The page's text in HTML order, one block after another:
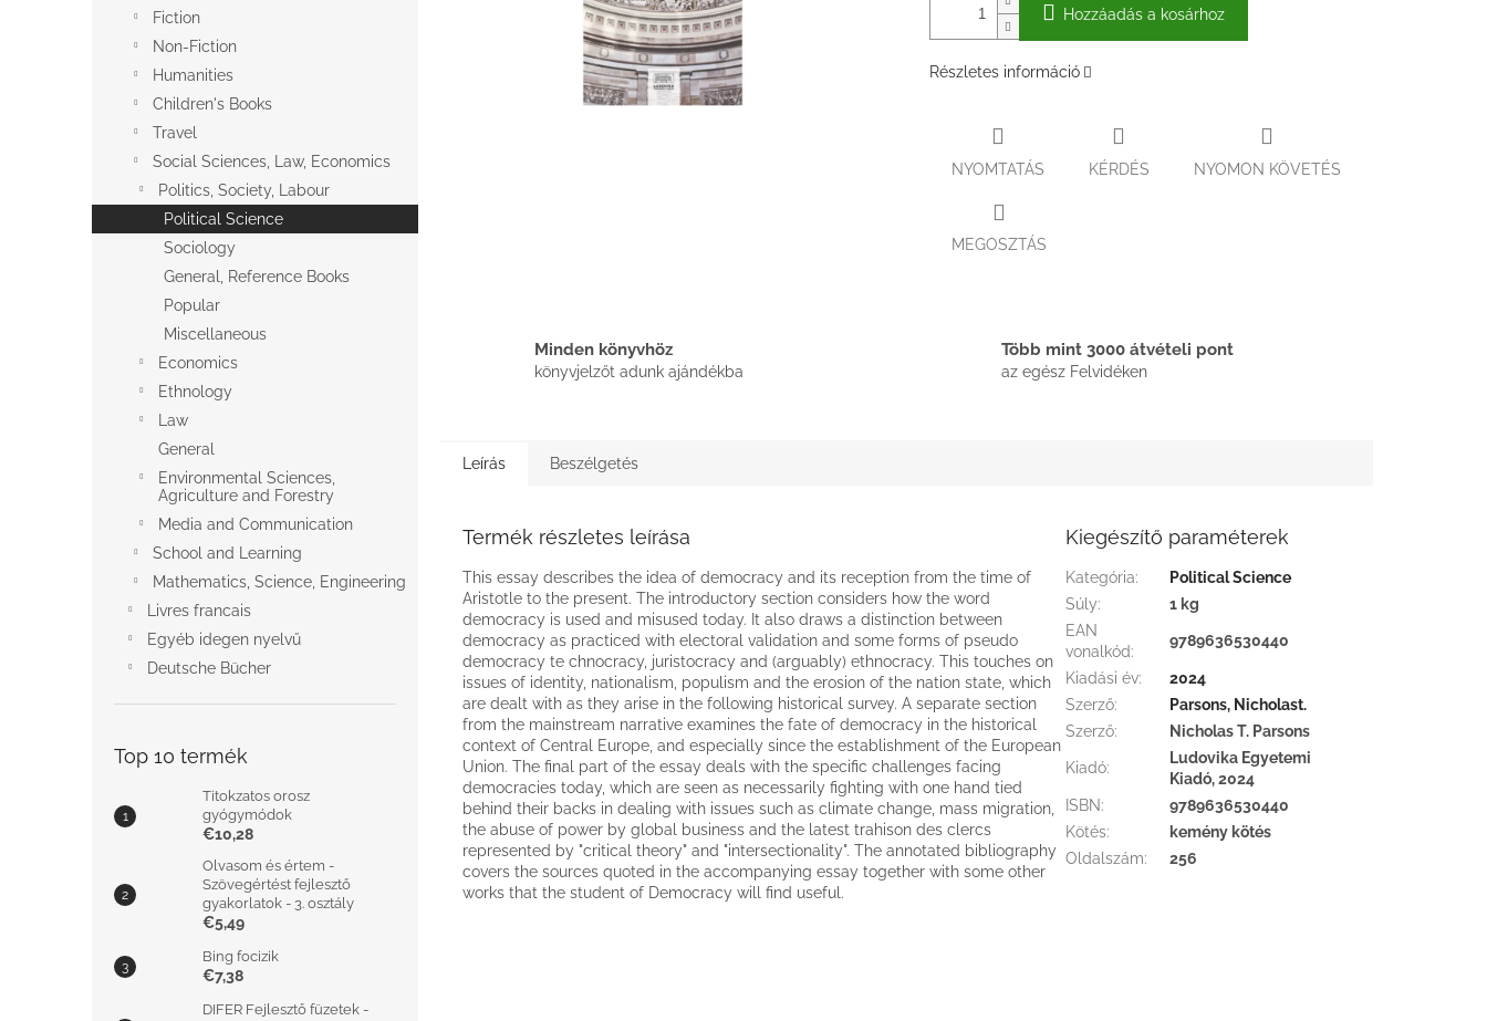
Fiction
Non-Fiction
Humanities
Children's Books
Travel
Social Sciences, Law, Economics
Politics, Society, Labour
Political Science
Sociology
General, Reference Books
Popular
Miscellaneous
Economics
Ethnology
Law
General
Environmental Sciences,
Agriculture and Forestry
Media and Communication
School and Learning
Mathematics, Science, Engineering
Livres francais
Egyéb idegen nyelvű
Deutsche Bücher
Top 10 termék
Titokzatos orosz
gyógymódok
€10,28
Olvasom és értem -
Szövegértést fejlesztő
gyakorlatok - 3. osztály
€5,49
Bing focizik
€7,38
DIFER Fejlesztő füzetek -
Hozzáadás a kosárhoz
Részletes információ
NYOMTATÁS KÉRDÉS NYOMON KÖVETÉS
MEGOSZTÁS
Minden könyvhöz
könyvjelzőt adunk ajándékba
Több mint 3000 átvételi pont
az egész Felvidéken
Leírás Beszélgetés
Termék részletes leírása
This essay describes the idea of democracy and its reception from the time of
Aristotle to the present. The introductory section considers how the word
democracy is used and misused today. It also draws a distinction between
democracy as practiced with electoral validation and some forms of pseudo
democracy te chnocracy, juristocracy and (arguably) ethnocracy. This touches on
issues of identity, nationalism, populism and the erosion of the nation state, which
are dealt with as they arise in the following historical survey. A separate section
from the mainstream narrative examines the fate of democracy in the historical
context of Central Europe, and especially since the establishment of the European
Union. The final part of the essay deals with the specific challenges facing
democracies today, which are seen as necessarily fighting with one hand tied
behind their backs in dealing with issues such as climate change, mass migration,
the abuse of power by global business and the latest trahison des clercs
represented by "critical theory" and "intersectionality". The annotated bibliography
covers the sources quoted in the accompanying essay together with some other
works that the student of Democracy will find useful.
Kiegészítő paraméterek
Kategória:
Political Science
Súly:
1 kg
EAN
vonalkód:
9789636530440
Kiadási év:
2024
Szerző:
Parsons, Nicholast.
Szerző: Nicholas T. Parsons
Kiadó:
Ludovika Egyetemi
Kiadó, 2024
ISBN:
9789636530440
Kötés:
kemény kötés
Oldalszám: 256